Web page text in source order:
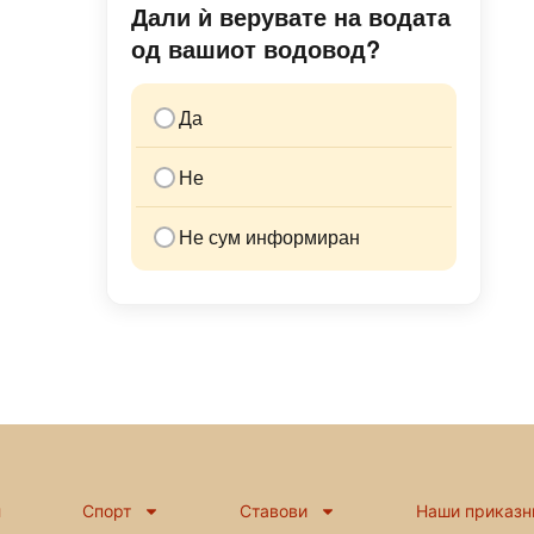
Дали ѝ верувате на водата
од вашиот водовод?
Да
Не
Не сум информиран
Спорт Ставови Наши